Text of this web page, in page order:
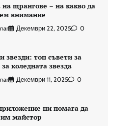
щрангове – на какво да
внимание
Декември 22, 2025 0
звезди: топ съвети за
коледната звезда
Декември 11, 2025 0
ни помага да
майстор